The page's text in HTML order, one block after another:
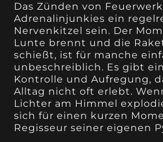
Das Zünden von
Adrenalinjunkies ein
Nervenkitzel sein. Der
Lunte brennt und die
schießt, ist für manche
unbeschreiblich. Es gibt
Kontrolle und Aufregung,
Alltag nicht oft erlebt.
Lichter am Himmel
sich für einen kurzen
Regisseur seiner eigenen